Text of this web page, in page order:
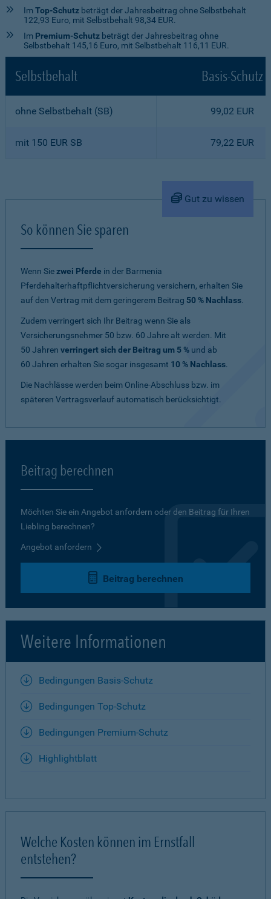
ImTop-Schutz beträgt der Jahresbeitrag ohne Selbstbehalt
122,93 Euro, mit Selbstbehalt 98,34 EUR.
Im Premium-Schutz beträgt der Jahresbeitrag ohne
Selbstbehalt 145,16 Euro, mit Selbstbehalt 116,11 EUR.
Selbstbehalt Basis-Schutz
ohne Selbstbehalt (SB) 99,02 EUR
mit 150 EUR SB 79,22 EUR
Gut zu wissen
So können Sie sparen
Wenn Siezwei Pferde in der Barmenia
Pferdehalterhaftpflichtversicherung versichern, erhalten Sie
auf den Vertrag mit dem geringerem Beitrag 50 % Nachlass.
Zudem verringert sich Ihr Beitrag wenn Sie als
Versicherungsnehmer 50 bzw. 60 Jahre alt werden. Mit
50 Jahren verringert sich der Beitrag um 5 % und ab
60 Jahren erhalten Sie sogar insgesamt 10 % Nachlass.
Die Nachlässe werden beim Online-Abschluss bzw. im
späteren Vertragsverlauf automatisch berücksichtigt.
Beitrag berechnen
Möchten Sie ein Angebot anfordern oder den Beitrag für Ihren
Liebling berechnen?
Angebot anfordern
Beitrag berechnen
Weitere Informationen
Bedingungen Basis-Schutz
Bedingungen Top-Schutz
Bedingungen Premium-Schutz
Highlightblatt
Welche Kosten können im Ernstfall
entstehen?